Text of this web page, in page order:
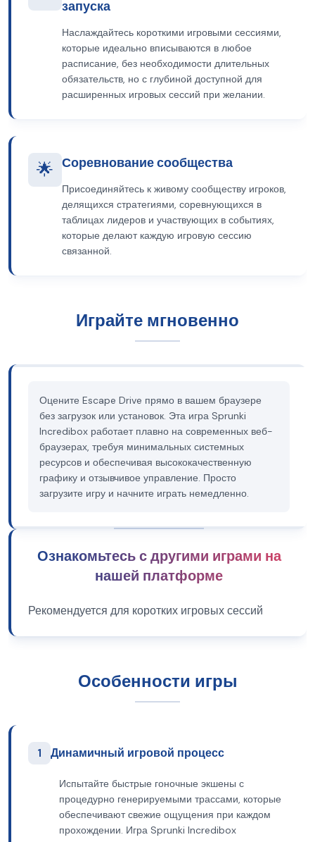
запуска
Наслаждайтесь короткими игровыми сессиями,
которые идеально вписываются в любое
расписание, без необходимости длительных
обязательств, но с глубиной доступной для
расширенных игровых сессий при желании.
🌟 Соревнование сообщества
Присоединяйтесь к живому сообществу игроков,
делящихся стратегиями, соревнующихся в
таблицах лидеров и участвующих в событиях,
которые делают каждую игровую сессию
связанной.
Играйте мгновенно
Оцените Escape Drive прямо в вашем браузере
без загрузок или установок. Эта игра Sprunki
Incredibox работает плавно на современных веб-
браузерах, требуя минимальных системных
ресурсов и обеспечивая высококачественную
графику и отзывчивое управление. Просто
загрузите игру и начните играть немедленно.
Ознакомьтесь с другими играми на
нашей платформе
Рекомендуется для коротких игровых сессий
Особенности игры
1 Динамичный игровой процесс
Испытайте быстрые гоночные экшены с
процедурно генерируемыми трассами, которые
обеспечивают свежие ощущения при каждом
прохождении. Игра Sprunki Incredibox